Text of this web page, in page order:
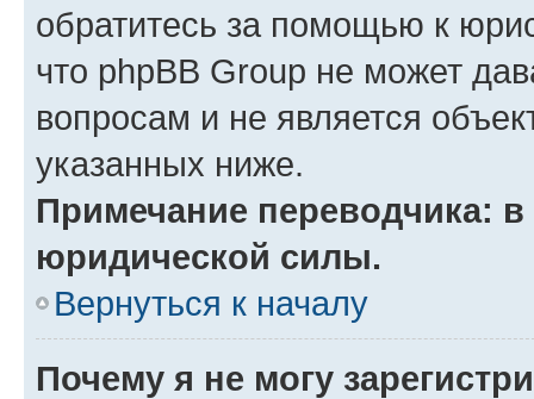
обратитесь за помощью к
что phpBB Group не может
вопросам и не является
указанных ниже.
Примечание переводчика:
юридической силы.
Вернуться к началу
Почему я не могу